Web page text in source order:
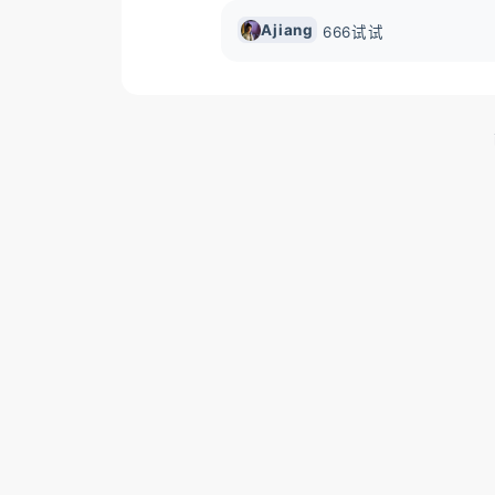
Ajiang 666试试